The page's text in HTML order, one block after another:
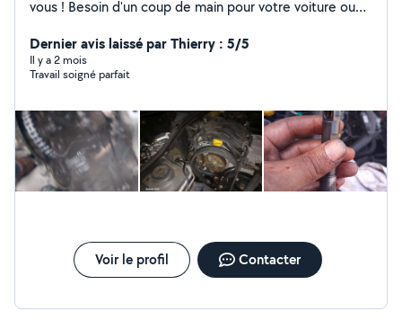
vous ! Besoin d'un coup de main pour votre voiture ou
sérieux, réactif et équipé pour intervenir directement
chez vous. Que ce soit pour une panne, un diagnostic ou
des réparations plus complexes, je m'adapte à vos
Devis gratuit Intervention rapide
Dernier avis laissé par Thierry : 5/5
Il y a 2 mois
Travail soigné parfait
Voir le profil Contacter